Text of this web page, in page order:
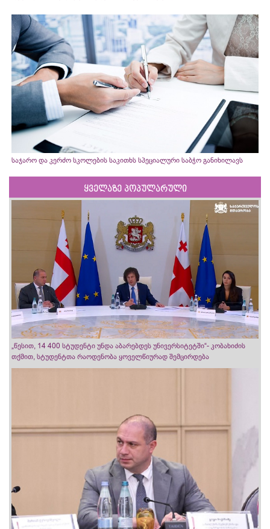
საჯარო და კერძო სკოლების საკითხს სპეციალური საბჭო განიხილავს
ყველაზე პოპულარული
„წესით, 14 400 სტუდენტი უნდა აბარებდეს უნივერსიტეტში“- კობახიძის
თქმით, სტუდენტთა რაოდენობა ყოველწიურად შემცირდება